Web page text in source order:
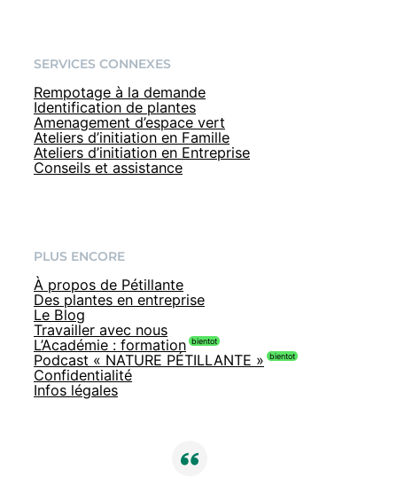
SERVICES CONNEXES
Rempotage à la demande
Identification de plantes
Amenagement d’espace vert
Ateliers d’initiation en Famille
Ateliers d’initiation en Entreprise
Conseils et assistance
PLUS ENCORE
À propos de Pétillante
Des plantes en entreprise
Le Blog
Travailler avec nous
L’Académie : formation
Podcast « NATURE PÉTILLANTE »
Confidentialité
Infos légales